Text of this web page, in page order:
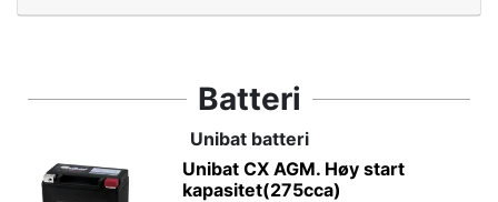
Batteri
Unibat batteri
Unibat CX AGM. Høy start
kapasitet(275cca)